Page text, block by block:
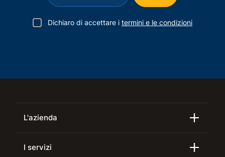
Dichiaro di accettare i termini e le condizioni
L'azienda
I servizi